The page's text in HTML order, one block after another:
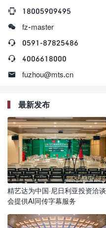

18005909495

fz-master

0591-87825486

4006618000

fuzhou@mts.cn
最新发布
精艺达为中国·尼日利亚投资洽谈
会提供AI同传字幕服务